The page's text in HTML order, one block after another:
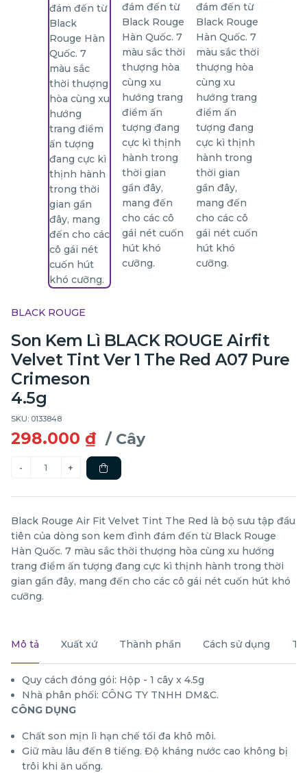
BLACK ROUGE
Son Kem Lì BLACK ROUGE Airfit
Velvet Tint Ver 1 The Red A07 Pure
Crimeson
4.5g
SKU: 0133848
298.000 ₫ / Cây
Black Rouge Air Fit Velvet Tint The Red là bộ sưu tập đầu
tiên của dòng son kem đình đám đến từ Black Rouge
Hàn Quốc. 7 màu sắc thời thượng hòa cùng xu hướng
trang điểm ấn tượng đang cực kì thịnh hành trong thời
gian gần đây, mang đến cho các cô gái nét cuốn hút khó
cưỡng.
Mô tả Xuất xứ Thành phần Cách sử dụng
Quy cách đóng gói: Hộp - 1 cây x 4.5g
Nhà phân phối: CÔNG TY TNHH DM&C.
CÔNG DỤNG
Chất son mịn lì hạn chế tối đa khô môi.
Giữ màu lâu đến 8 tiếng. Độ kháng nước cao không bị
trôi khi ăn uống.